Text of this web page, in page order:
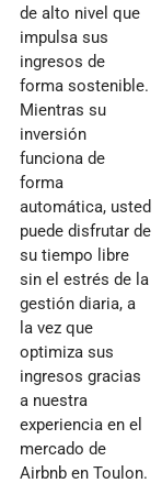
Airbnb en Toulon.